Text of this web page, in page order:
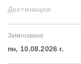
Дестинация
Заминаване
пн, 10.08.2026 г.